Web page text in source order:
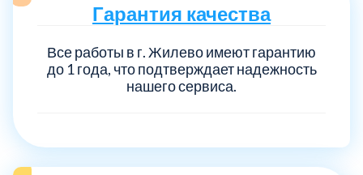
Гарантия качества
Все работы в г. Жилево имеют гарантию
до 1 года, что подтверждает надежность
нашего сервиса.